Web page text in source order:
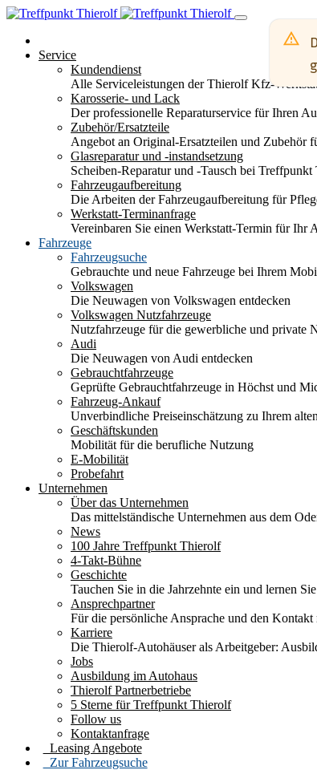
Service
Kundendienst
Alle Serviceleistungen der Thierolf Kfz-
Karosserie- und Lack
Der professionelle Reparaturservice für Ihren
Zubehör/Ersatzteile
Angebot an Original-Ersatzteilen und Zubehör
Glasreparatur und -instandsetzung
Scheiben-Reparatur und -Tausch bei
Fahrzeugaufbereitung
Die Arbeiten der Fahrzeugaufbereitung für
Werkstatt-Terminanfrage
Vereinbaren Sie einen Werkstatt-Termin für Ihr
Fahrzeuge
Fahrzeugsuche
Gebrauchte und neue Fahrzeuge bei Ihrem
Volkswagen
Die Neuwagen von Volkswagen entdecken
Volkswagen Nutzfahrzeuge
Nutzfahrzeuge für die gewerbliche und private
Audi
Die Neuwagen von Audi entdecken
Gebrauchtfahrzeuge
Geprüfte Gebrauchtfahrzeuge in Höchst und
Fahrzeug-Ankauf
Unverbindliche Preiseinschätzung zu Ihrem
Geschäftskunden
Mobilität für die berufliche Nutzung
E-Mobilität
Probefahrt
Unternehmen
Über das Unternehmen
Das mittelständische Unternehmen aus dem
News
100 Jahre Treffpunkt Thierolf
4-Takt-Bühne
Geschichte
Tauchen Sie in die Jahrzehnte ein und lernen
Ansprechpartner
Für die persönliche Ansprache und den Kontakt
Karriere
Die Thierolf-Autohäuser als Arbeitgeber:
Jobs
Ausbildung im Autohaus
Thierolf Partnerbetriebe
5 Sterne für Treffpunkt Thierolf
Follow us
Kontaktanfrage
Leasing Angebote
Zur Fahrzeugsuche